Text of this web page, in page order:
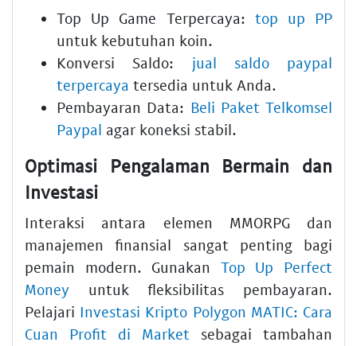
Top Up Game Terpercaya: top up PP
untuk kebutuhan koin.
Konversi Saldo: jual saldo paypal
terpercaya tersedia untuk Anda.
Pembayaran Data: Beli Paket Telkomsel
Paypal agar koneksi stabil.
Optimasi Pengalaman Bermain dan
Investasi
Interaksi antara elemen MMORPG dan
manajemen finansial sangat penting bagi
pemain modern. Gunakan Top Up Perfect
Money untuk fleksibilitas pembayaran.
Pelajari Investasi Kripto Polygon MATIC: Cara
Cuan Profit di Market sebagai tambahan